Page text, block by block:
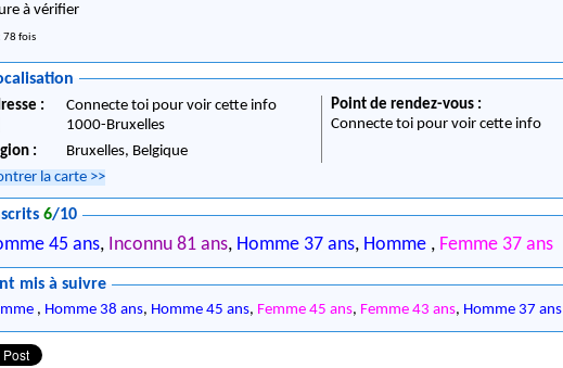
à vérifier
: 78 fois
:
Connecte toi pour voir cette info
1000-Bruxelles
:
Bruxelles, Belgique
Point de rendez-vous :
Connecte toi pour voir cette info
la carte >>
6/10
45 ans, Inconnu 81 ans, Homme 37 ans, Homme , Femme 37 ans
mis à suivre
, Homme 38 ans, Homme 45 ans, Femme 45 ans, Femme 43 ans, Homme 37 ans